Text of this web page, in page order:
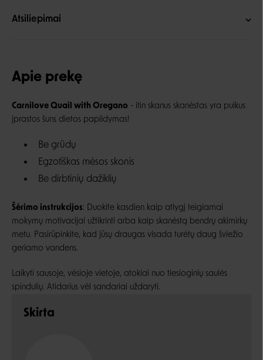
Atsiliepimai
Apie prekę
Carnilove Quail with Oregano - itin skanus skanėstas yra puikus
įprastos šuns dietos papildymas!
Be grūdų
Egzotiškas mėsos skonis
Be dirbtinių dažiklių
Šėrimo instrukcijos: Duokite kasdien kaip atlygį teigiamai
mokymų motivacijai užtikrinti arba kaip skanėstą bendrų akimirkų
metu. Pasirūpinkite, kad jūsų draugas visada turėtų daug šviežio
geriamo vandens.
Laikyti sausoje, vėsioje vietoje, atokiai nuo tiesioginių saulės
spindulių. Atidarius vėl sandariai uždaryti.
Skirta